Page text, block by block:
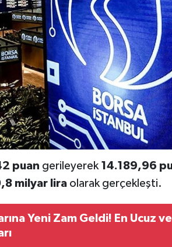
puan gerileyerek 14.189,96
milyar liraolarak gerçekleşti.
Yeni Zam Geldi! En Ucuz ve